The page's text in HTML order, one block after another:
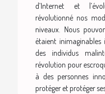
d’Internet et
révolutionné nos
niveaux. Nous
étaient inimaginables
des individus
révolution pour
à des personnes
protéger et protéger